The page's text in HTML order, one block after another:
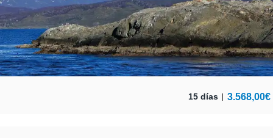
15 días 3.568,00€